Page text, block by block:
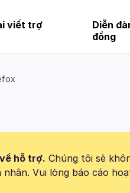
viết trợ
Diễn
đồng
hỗ trợ. Chúng tôi sẽ
Vui lòng báo cáo